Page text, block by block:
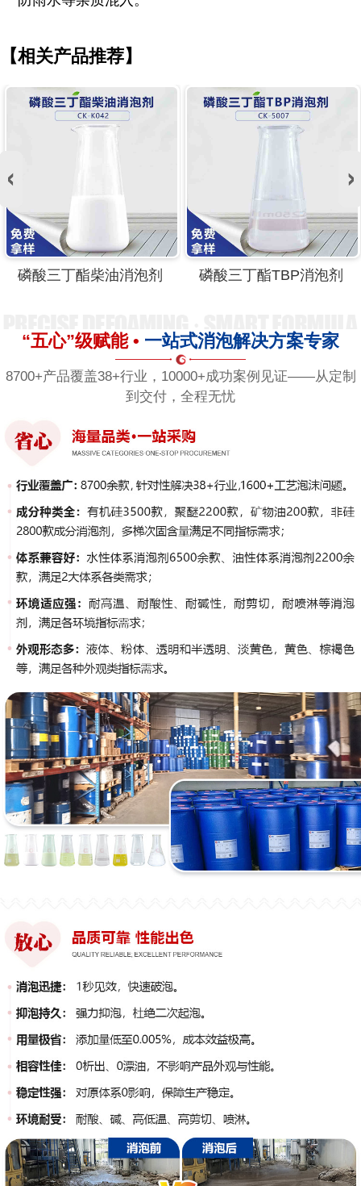
【相关产品推荐】
磷酸三丁酯柴油消泡剂 磷酸三丁酯TBP消泡剂
“五心”级赋能 • 一站式消泡解决方案专家
8700+产品覆盖38+行业，10000+成功案例见证——从定制
到交付，全程无忧